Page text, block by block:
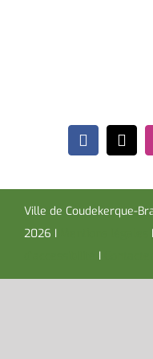
Ville de Coudekerque-
2026 I
I
I